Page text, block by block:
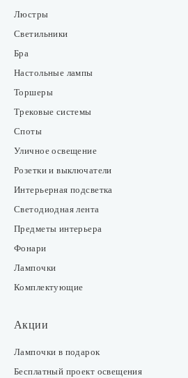
Люстры
Светильники
Бра
Настольные лампы
Торшеры
Трековые системы
Споты
Уличное освещение
Розетки и выключатели
Интерьерная подсветка
Светодиодная лента
Предметы интерьера
Фонари
Лампочки
Комплектующие
Акции
Лампочки в подарок
Бесплатный проект освещения